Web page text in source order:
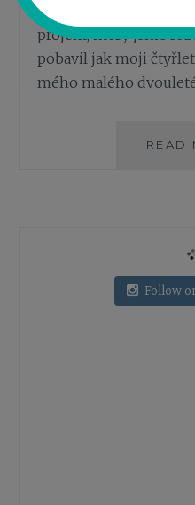
schválen s velkým
projekt, který jsme
pobavil jak moji
mého malého
READ
Follow